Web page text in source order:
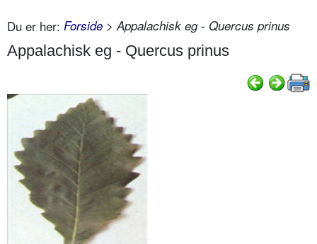
Du er her: Forside > Appalachisk eg - Quercus prinus
Appalachisk eg - Quercus prinus